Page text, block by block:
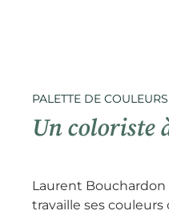
PALETTE DE COULEURS
Un coloriste
Laurent Bouchardon
travaille ses